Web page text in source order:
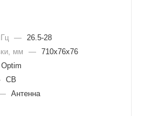
—
26.5-28
мм
— 710x76x76
Optim
CB
Антенна